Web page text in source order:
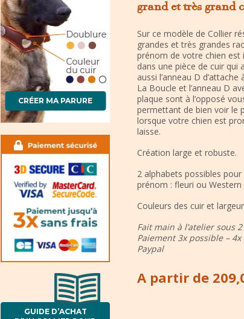
grand et très grand
Sur ce modèle de Collier
grandes et très grandes
prénom de votre chien est
dans une pièce de cuir qui
aussi l’anneau D d’attache
La Boucle et l’anneau D
plaque sont à l’opposé
permettant de bien voir le
lorsque votre chien est
laisse.
Création large et robuste.
2 alphabets possibles pour
prénom : fleuri ou Western
Couleurs des cuir et
Fait main à l’atelier sous
Paiement 3x possible – 4x
Paypal
A partir de
CRÉER MA PARURE
GUIDE D’ACHAT